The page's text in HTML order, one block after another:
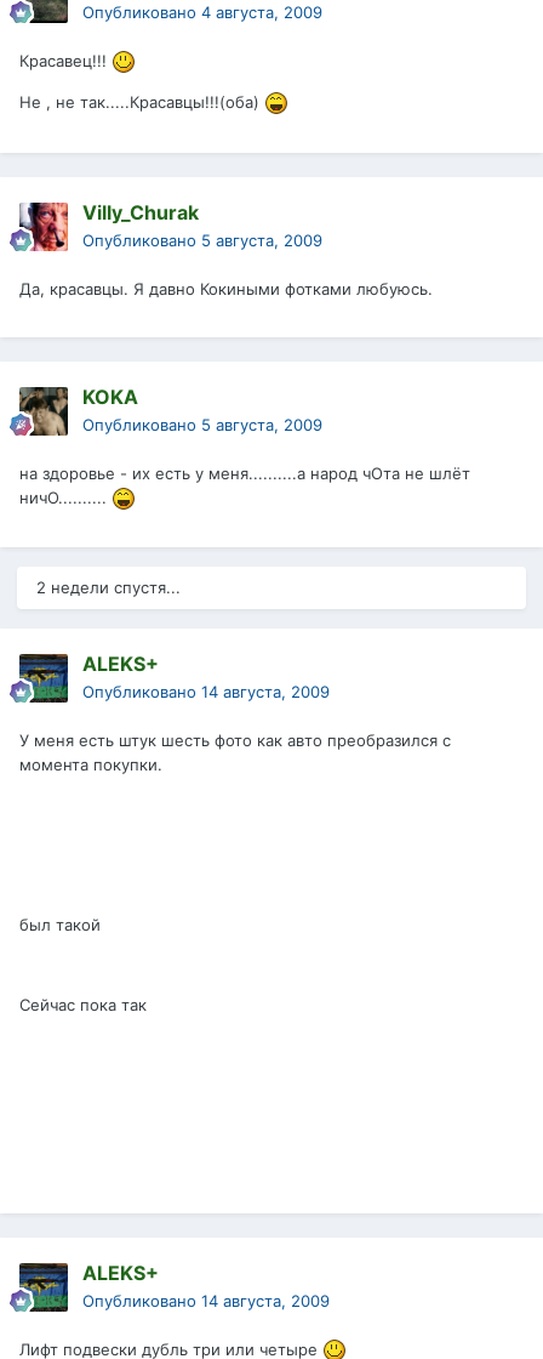
Опубликовано 4 августа, 2009
Красавец!!!
Не , не так.....Красавцы!!!(оба)
Villy_Churak
Опубликовано 5 августа, 2009
Да, красавцы. Я давно Кокиными фотками любуюсь.
KOKA
Опубликовано 5 августа, 2009
на здоровье - их есть у меня..........а народ чОта не шлёт
ничО..........
2 недели спустя...
ALEKS+
Опубликовано 14 августа, 2009
У меня есть штук шесть фото как авто преобразился с
момента покупки.
был такой
Сейчас пока так
ALEKS+
Опубликовано 14 августа, 2009
Лифт подвески дубль три или четыре